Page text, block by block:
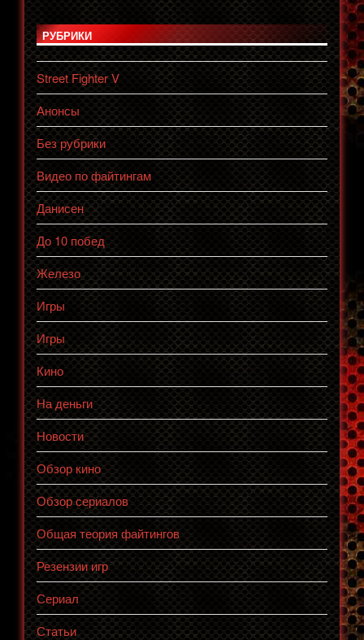
РУБРИКИ
Street Fighter V
Анонсы
Без рубрики
Видео по файтингам
Данисен
До 10 побед
Железо
Игры
Игры
Кино
На деньги
Новости
Обзор кино
Обзор сериалов
Общая теория файтингов
Резензии игр
Сериал
Статьи